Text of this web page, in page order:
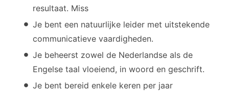
resultaat. Miss
Je bent een natuurlijke leider met uitstekende
communicatieve vaardigheden.
Je beheerst zowel de Nederlandse als de
Engelse taal vloeiend, in woord en geschrift.
Je bent bereid enkele keren per jaar